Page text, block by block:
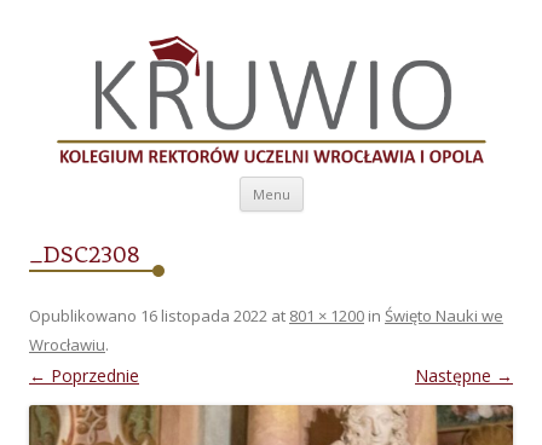
Kolegium Rektorów Uczelni Wrocławia i
Opola
Menu Przeskocz do treści
_DSC2308
Opublikowano 16 listopada 2022 at 801 × 1200 in Święto Nauki we
Wrocławiu.
← Poprzednie Następne →